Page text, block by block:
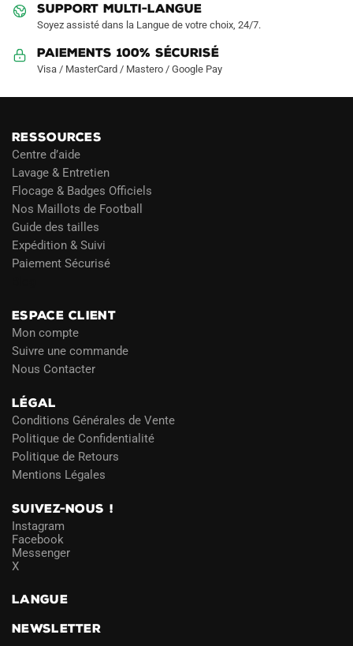
SUPPORT MULTI-LANGUE
Soyez assisté dans la Langue de votre choix, 24/7.
Paiements 100% Sécurisé
Visa / MasterCard / Mastero / Google Pay
RESSOURCES
Centre d’aide
Lavage & Entretien
Flocage & Badges Officiels
Nos Maillots de Football
Guide des tailles
Expédition & Suivi
Paiement Sécurisé
ESPACE CLIENT
Mon compte
Suivre une commande
Nous Contacter
LÉGAL
Conditions Générales de Vente
Politique de Confidentialité
Politique de Retours
Mentions Légales
SUIVEZ-NOUS !
Instagram
Facebook
Messenger
X
LANGUE
NEWSLETTER